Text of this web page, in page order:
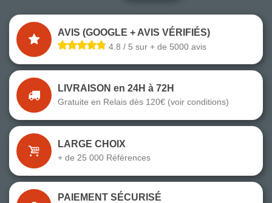
AVIS (GOOGLE + AVIS VÉRIFIÉS)
4.8 / 5 sur + de 5000 avis
LIVRAISON en 24H à 72H
Gratuite en Relais dès 120€ (voir conditions)
LARGE CHOIX
+ de 25 000 Références
PAIEMENT SÉCURISÉ